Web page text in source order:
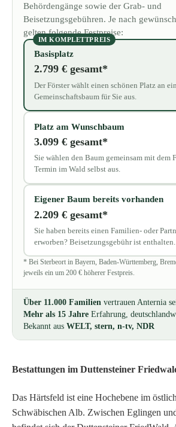
Behördengänge sowie der Grab- und
Beisetzungsgebühren. Je nach
gelten folgende Festpreise:
IM KOMPLETTPREIS
Basisplatz
2.799 € gesamt*
Der Förster wählt einen schönen Platz an
Gemeinschaftsbaum für Sie aus.
Platz am Wunschbaum
3.099 € gesamt*
Sie wählen den Baum gemeinsam mit dem
Termin im Wald selbst aus.
Eigener Baum bereits vorhanden
2.209 € gesamt*
Sie haben bereits einen Familien- oder
erworben? Beisetzungsgebühr ist enthalten.
* Bei Sterbeort in Bayern, Baden-Württemberg,
jeweils ein um 200 € höherer Festpreis.
Über 11.000 Familien vertrauen Anternia
Mehr als 15 Jahre Erfahrung,
Bekannt aus WELT, stern, n-tv, NDR
Bestattungen im Duttensteiner
Das Härtsfeld ist eine Hochebene im
Schwäbischen Alb. Zwischen Eglingen